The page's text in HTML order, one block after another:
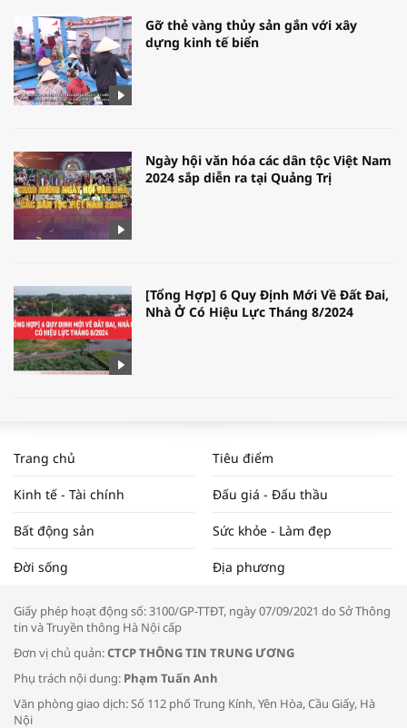
Gỡ thẻ vàng thủy sản gắn với xây
dựng kinh tế biển
Ngày hội văn hóa các dân tộc Việt Nam
2024 sắp diễn ra tại Quảng Trị
[Tổng Hợp] 6 Quy Định Mới Về Đất Đai,
Nhà Ở Có Hiệu Lực Tháng 8/2024
NAM NĂM 2024 VÀ NĂM 2025 | NHỊP
ĐẬP THỊ TRƯỜNG #62
Tọa đàm “Xúc tiến thương mại: Khơi
Bác sĩ tư vấn cách phòng tránh bệnh
đường hô hấp trong thời tiết giao mùa
Trang chủ Tiêu điểm
Kinh tế - Tài chính Đấu giá - Đấu thầu
Bất động sản Sức khỏe - Làm đẹp
Đời sống Địa phương
Giấy phép hoạt động số: 3100/GP-TTĐT, ngày 07/09/2021 do Sở Thông
tin và Truyền thông Hà Nội cấp
Đơn vị chủ quản:CTCP THÔNG TIN TRUNG ƯƠNG
Phụ trách nội dung: Phạm Tuấn Anh
Văn phòng giao dịch: Số 112 phố Trung Kính, Yên Hòa, Cầu Giấy, Hà
Nội